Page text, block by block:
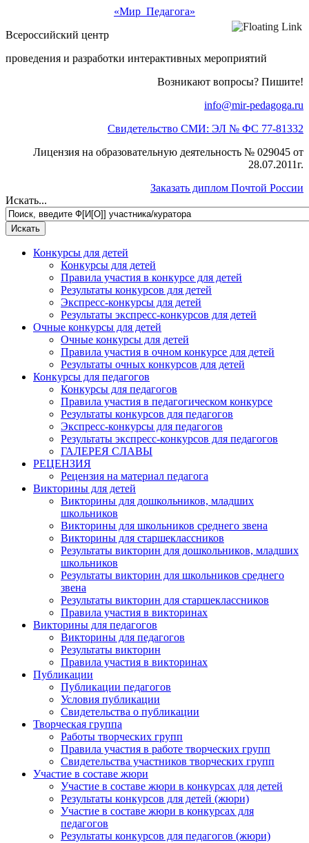
«Мир Педагога»
Всероссийский центр
проведения и разработки интерактивных мероприятий
Возникают вопросы? Пишите!
info@mir-pedagoga.ru
Свидетельство СМИ: ЭЛ № ФС 77-81332
Лицензия на образовательную деятельность № 029045 от
28.07.2011г.
Заказать диплом Почтой России
Искать...
Конкурсы для детей
Конкурсы для детей
Правила участия в конкурсе для детей
Результаты конкурсов для детей
Экспресс-конкурсы для детей
Результаты экспресс-конкурсов для детей
Очные конкурсы для детей
Очные конкурсы для детей
Правила участия в очном конкурсе для детей
Результаты очных конкурсов для детей
Конкурсы для педагогов
Конкурсы для педагогов
Правила участия в педагогическом конкурсе
Результаты конкурсов для педагогов
Экспресс-конкурсы для педагогов
Результаты экспресс-конкурсов для педагогов
ГАЛЕРЕЯ СЛАВЫ
РЕЦЕНЗИЯ
Рецензия на материал педагога
Викторины для детей
Викторины для дошкольников, младших
школьников
Викторины для школьников среднего звена
Викторины для старшеклассников
Результаты викторин для дошкольников, младших
школьников
Результаты викторин для школьников среднего
звена
Результаты викторин для старшеклассников
Правила участия в викторинах
Викторины для педагогов
Викторины для педагогов
Результаты викторин
Правила участия в викторинах
Публикации
Публикации педагогов
Условия публикации
Свидетельства о публикации
Творческая группа
Работы творческих групп
Правила участия в работе творческих групп
Свидетельства участников творческих групп
Участие в составе жюри
Участие в составе жюри в конкурсах для детей
Результаты конкурсов для детей (жюри)
Участие в составе жюри в конкурсах для
педагогов
Результаты конкурсов для педагогов (жюри)